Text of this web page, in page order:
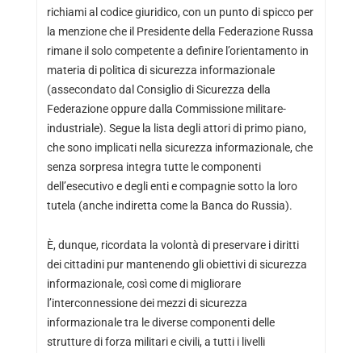
richiami al codice giuridico, con un punto di spicco per
la menzione che il Presidente della Federazione Russa
rimane il solo competente a definire l’orientamento in
materia di politica di sicurezza informazionale
(assecondato dal Consiglio di Sicurezza della
Federazione oppure dalla Commissione militare-
industriale). Segue la lista degli attori di primo piano,
che sono implicati nella sicurezza informazionale, che
senza sorpresa integra tutte le componenti
dell’esecutivo e degli enti e compagnie sotto la loro
tutela (anche indiretta come la Banca do Russia).
È, dunque, ricordata la volontà di preservare i diritti
dei cittadini pur mantenendo gli obiettivi di sicurezza
informazionale, così come di migliorare
l’interconnessione dei mezzi di sicurezza
informazionale tra le diverse componenti delle
strutture di forza militari e civili, a tutti i livelli